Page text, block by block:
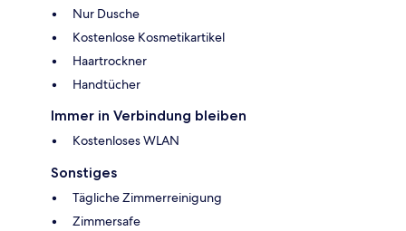
Nur Dusche
Kostenlose Kosmetikartikel
Haartrockner
Handtücher
Immer in Verbindung bleiben
Kostenloses WLAN
Sonstiges
Tägliche Zimmerreinigung
Zimmersafe